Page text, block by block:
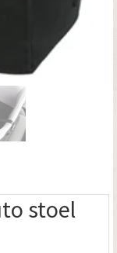
stoel